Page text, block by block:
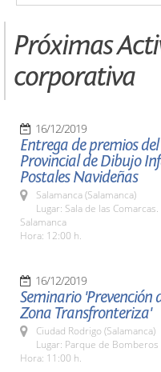
Próximas
corporativa
16/12/2019
Entrega de premios
Provincial de Dibujo
Postales Navideñas
Salamanca (Salamanca)
Lugar: Sala de las
Salamanca
Hora: 12:00 h.
16/12/2019
Seminario 'Prevención
Zona Transfronteriza'
Ciudad Rodrigo (Salamanca)
Lugar: Parque de Bomberos
Hora: 11:00 h.